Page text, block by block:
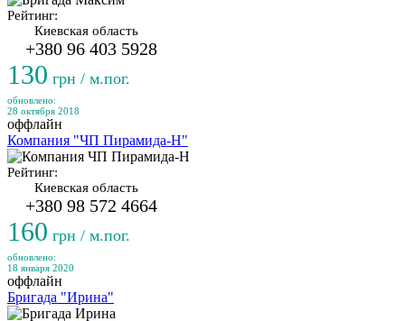
Рейтинг:
Киевская область
+380 96 403 5928
130 грн / м.пог.
обновлено:
28 октября 2018
оффлайн
Компания "ЧП Пирамида-Н"
Рейтинг:
Киевская область
+380 98 572 4664
160 грн / м.пог.
обновлено:
18 января 2020
оффлайн
Бригада "Ирина"